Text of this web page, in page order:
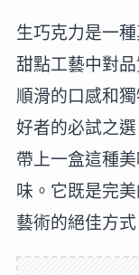
生巧克力是一
甜點工藝中對
順滑的口感和
好者的必試之
帶上一盒這種
味。它既是完
藝術的絕佳方式